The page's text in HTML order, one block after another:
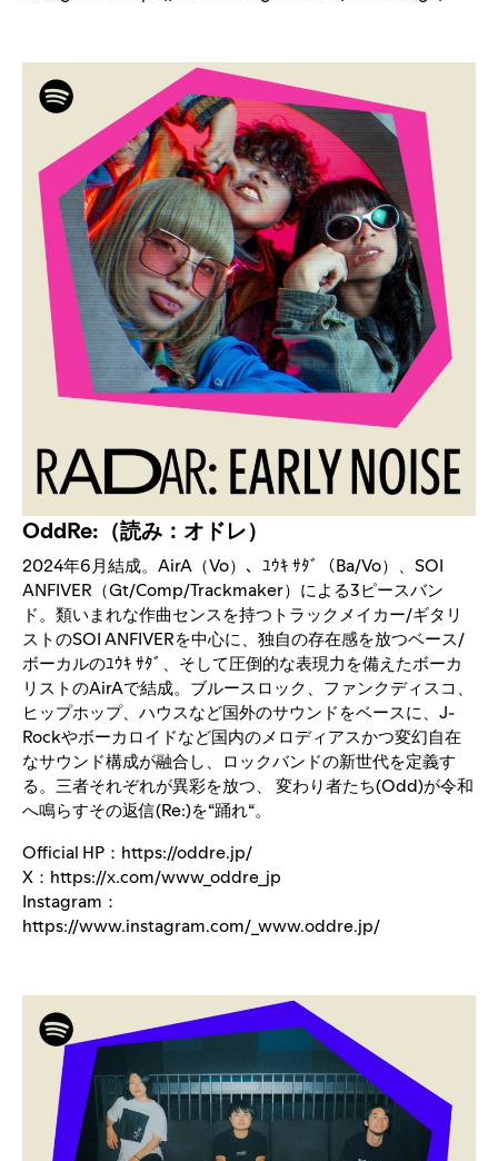
OddRe:（読み：オドレ）
2024年6月結成。AirA（Vo）、ﾕｳｷ ｻﾀﾞ（Ba/Vo）、SOI
ANFIVER（Gt/Comp/Trackmaker）による3ピースバン
ド。類いまれな作曲センスを持つトラックメイカー/ギタリ
ストのSOI ANFIVERを中心に、独自の存在感を放つベース/
ボーカルのﾕｳｷ ｻﾀﾞ、そして圧倒的な表現力を備えたボーカ
リストのAirAで結成。ブルースロック、ファンクディスコ、
ヒップホップ、ハウスなど国外のサウンドをベースに、J-
Rockやボーカロイドなど国内のメロディアスかつ変幻⾃在
なサウンド構成が融合し、ロックバンドの新世代を定義す
る。三者それぞれが異彩を放つ、 変わり者たち(Odd)が令和
へ鳴らすその返信(Re:)を“踊れ“。
Official HP： https://oddre.jp/
X： https://x.com/www_oddre_jp
Instagram：
https://www.instagram.com/_www.oddre.jp/